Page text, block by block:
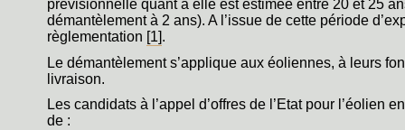
prévisionnelle quant à elle est estimée entre 20 et 25
démantèlement à 2 ans). A l’issue de cette période
règlementation [1].
Le démantèlement s’applique aux éoliennes, à leurs
livraison.
Les candidats à l’appel d’offres de l’Etat pour l’éolien
de :